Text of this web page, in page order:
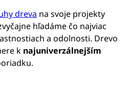
dreva na svoje projekty
hľadáme čo najviac
a odolnosti. Drevo
k najuniverzálnejším